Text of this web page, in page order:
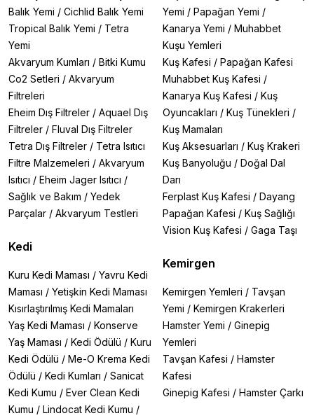
Balık Yemi / Cichlid Balık Yemi
Tropical Balık Yemi / Tetra
Yemi
Akvaryum Kumları / Bitki Kumu
Co2 Setleri / Akvaryum
Filtreleri
Eheim Dış Filtreler / Aquael Dış
Filtreler / Fluval Dış Filtreler
Tetra Dış Filtreler / Tetra Isıtıcı
Filtre Malzemeleri / Akvaryum
Isıtıcı / Eheim Jager Isıtıcı /
Sağlık ve Bakım / Yedek
Parçalar / Akvaryum Testleri
Kedi
Kuru Kedi Maması / Yavru Kedi
Maması / Yetişkin Kedi Maması
Kısırlaştırılmış Kedi Mamaları
Yaş Kedi Maması / Konserve
Yaş Maması / Kedi Ödülü / Kuru
Kedi Ödülü / Me-O Krema Kedi
Ödülü / Kedi Kumları / Sanicat
Kedi Kumu / Ever Clean Kedi
Kumu / Lindocat Kedi Kumu /
Yemi / Papağan Yemi /
Kanarya Yemi / Muhabbet
Kuşu Yemleri
Kuş Kafesi / Papağan Kafesi
Muhabbet Kuş Kafesi /
Kanarya Kuş Kafesi / Kuş
Oyuncakları / Kuş Tünekleri /
Kuş Mamaları
Kuş Aksesuarları / Kuş Krakeri
Kuş Banyoluğu / Doğal Dal
Darı
Ferplast Kuş Kafesi / Dayang
Papağan Kafesi / Kuş Sağlığı
Vision Kuş Kafesi / Gaga Taşı
Kemirgen
Kemirgen Yemleri / Tavşan
Yemi / Kemirgen Krakerleri
Hamster Yemi / Ginepig
Yemleri
Tavşan Kafesi / Hamster
Kafesi
Ginepig Kafesi / Hamster Çarkı